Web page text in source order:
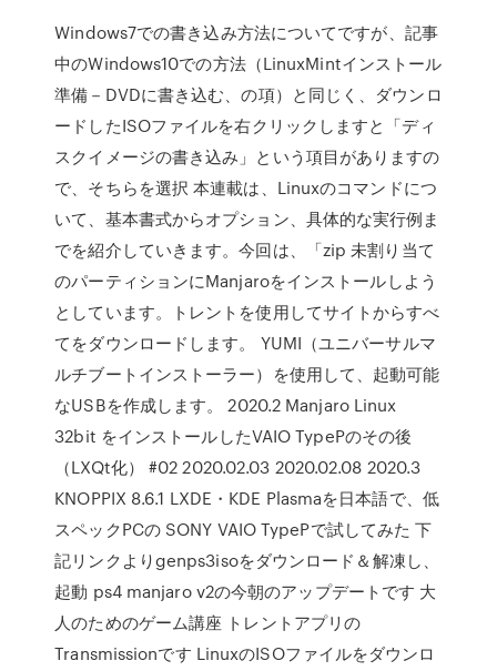
Windows7での書き込み方法についてですが、記事
中のWindows10での方法（LinuxMintインストール
準備－DVDに書き込む、の項）と同じく、ダウンロ
ードしたISOファイルを右クリックしますと「ディ
スクイメージの書き込み」という項目がありますの
で、そちらを選択 本連載は、Linuxのコマンドにつ
いて、基本書式からオプション、具体的な実行例ま
でを紹介していきます。今回は、「zip 未割り当て
のパーティションにManjaroをインストールしよう
としています。トレントを使用してサイトからすべ
てをダウンロードします。 YUMI（ユニバーサルマ
ルチブートインストーラー）を使用して、起動可能
なUSBを作成します。 2020.2 Manjaro Linux
32bit をインストールしたVAIO TypePのその後
（LXQt化） #02 2020.02.03 2020.02.08 2020.3
KNOPPIX 8.6.1 LXDE・KDE Plasmaを日本語で、低
スペックPCの SONY VAIO TypePで試してみた 下
記リンクよりgenps3isoをダウンロード＆解凍し、
起動 ps4 manjaro v2の今朝のアップデートです 大
人のためのゲーム講座 トレントアプリの
Transmissionです LinuxのISOファイルをダウンロ